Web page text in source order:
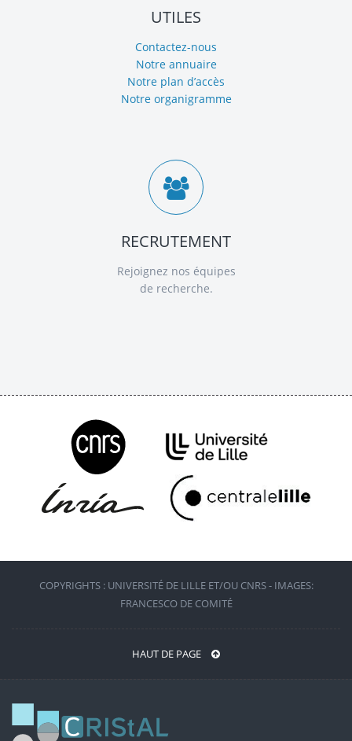
UTILES
Contactez-nous
Notre annuaire
Notre plan d’accès
Notre organigramme
RECRUTEMENT
Rejoignez nos équipes
de recherche.
COPYRIGHTS : UNIVERSITÉ DE LILLE ET/OU CNRS - IMAGES:
FRANCESCO DE COMITÉ
HAUT DE PAGE